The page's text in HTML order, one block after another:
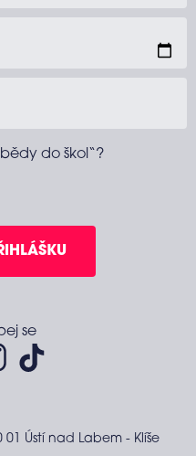
do škol“?
TikTok
01 Ústí nad Labem - Klíše